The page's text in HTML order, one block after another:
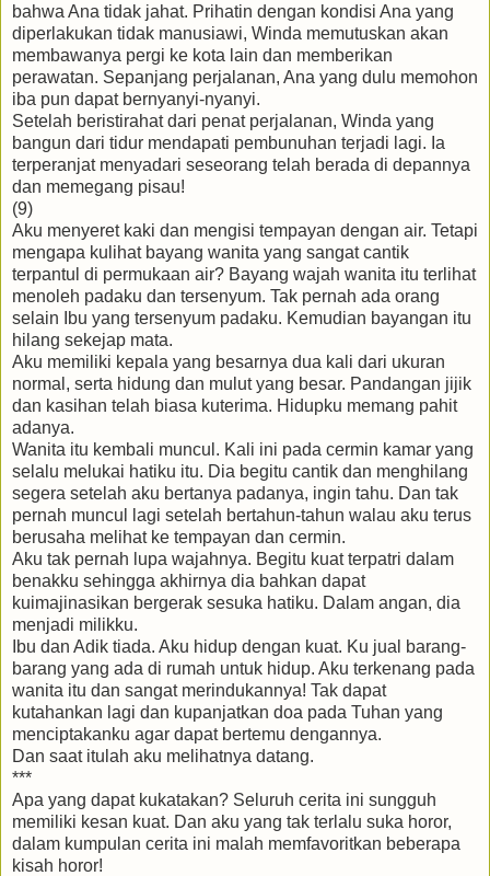
bahwa Ana tidak jahat. Prihatin dengan kondisi Ana yang
diperlakukan tidak manusiawi, Winda memutuskan akan
membawanya pergi ke kota lain dan memberikan
perawatan. Sepanjang perjalanan, Ana yang dulu memohon
iba pun dapat bernyanyi-nyanyi.
Setelah beristirahat dari penat perjalanan, Winda yang
bangun dari tidur mendapati pembunuhan terjadi lagi. Ia
terperanjat menyadari seseorang telah berada di depannya
dan memegang pisau!
(9)
Aku menyeret kaki dan mengisi tempayan dengan air. Tetapi
mengapa kulihat bayang wanita yang sangat cantik
terpantul di permukaan air? Bayang wajah wanita itu terlihat
menoleh padaku dan tersenyum. Tak pernah ada orang
selain Ibu yang tersenyum padaku. Kemudian bayangan itu
hilang sekejap mata.
Aku memiliki kepala yang besarnya dua kali dari ukuran
normal, serta hidung dan mulut yang besar. Pandangan jijik
dan kasihan telah biasa kuterima. Hidupku memang pahit
adanya.
Wanita itu kembali muncul. Kali ini pada cermin kamar yang
selalu melukai hatiku itu. Dia begitu cantik dan menghilang
segera setelah aku bertanya padanya, ingin tahu. Dan tak
pernah muncul lagi setelah bertahun-tahun walau aku terus
berusaha melihat ke tempayan dan cermin.
Aku tak pernah lupa wajahnya. Begitu kuat terpatri dalam
benakku sehingga akhirnya dia bahkan dapat
kuimajinasikan bergerak sesuka hatiku. Dalam angan, dia
menjadi milikku.
Ibu dan Adik tiada. Aku hidup dengan kuat. Ku jual barang-
barang yang ada di rumah untuk hidup. Aku terkenang pada
wanita itu dan sangat merindukannya! Tak dapat
kutahankan lagi dan kupanjatkan doa pada Tuhan yang
menciptakanku agar dapat bertemu dengannya.
Dan saat itulah aku melihatnya datang.
***
Apa yang dapat kukatakan? Seluruh cerita ini sungguh
memiliki kesan kuat. Dan aku yang tak terlalu suka horor,
dalam kumpulan cerita ini malah memfavoritkan beberapa
kisah horor!